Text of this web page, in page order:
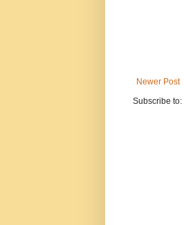
Newer Post
Subscribe to: